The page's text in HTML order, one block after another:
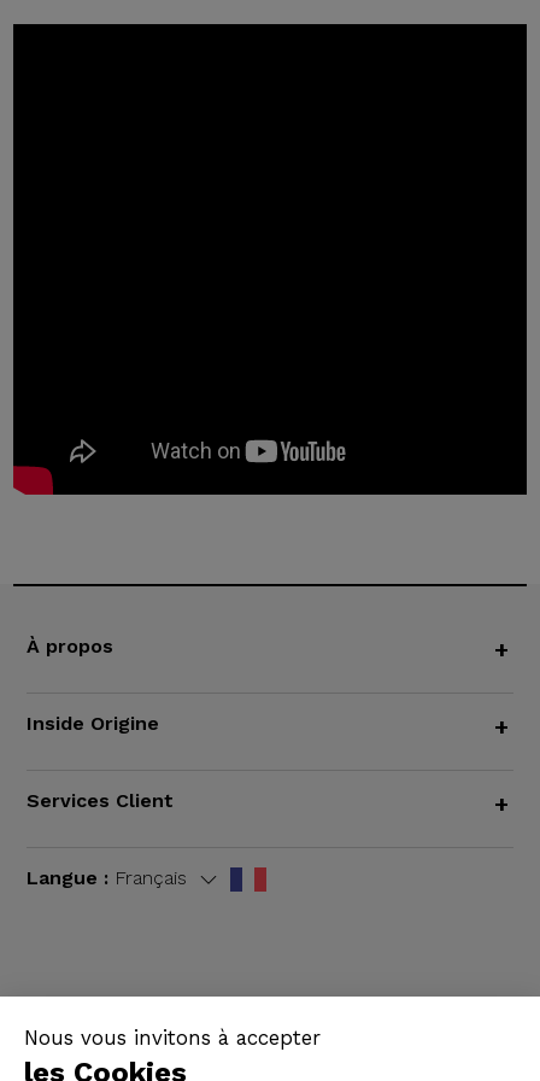
Nous vous invitons à accepter
les Cookies
À propos +
Inside Origine +
Services Client +
Langue : Français